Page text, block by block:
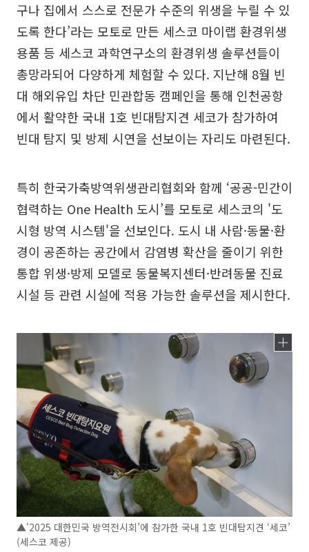
구나 집에서 스스로 전문가 수준의 위생을 누릴 수 있
도록 한다’라는 모토로 만든 세스코 마이랩 환경위생
용품 등 세스코 과학연구소의 환경위생 솔루션들이
총망라되어 다양하게 체험할 수 있다. 지난해 8월 빈
대 해외유입 차단 민관합동 캠페인을 통해 인천공항
에서 활약한 국내 1호 빈대탐지견 세코가 참가하여
빈대 탐지 및 방제 시연을 선보이는 자리도 마련된다.
특히 한국가축방역위생관리협회와 함께 ‘공공-민간이
협력하는 One Health 도시’를 모토로 세스코의 '도
시형 방역 시스템'을 선보인다. 도시 내 사람·동물·환
경이 공존하는 공간에서 감염병 확산을 줄이기 위한
통합 위생·방제 모델로 동물복지센터·반려동물 진료
시설 등 관련 시설에 적용 가능한 솔루션을 제시한다.
▲'2025 대한민국 방역전시회’에 참가한 국내 1호 빈대탐지견 ‘세코’
(세스코 제공)